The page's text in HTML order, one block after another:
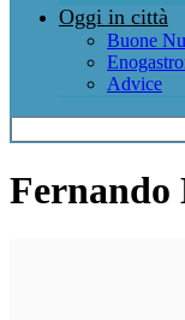
Oggi in città
Buone
Advice
Fernando